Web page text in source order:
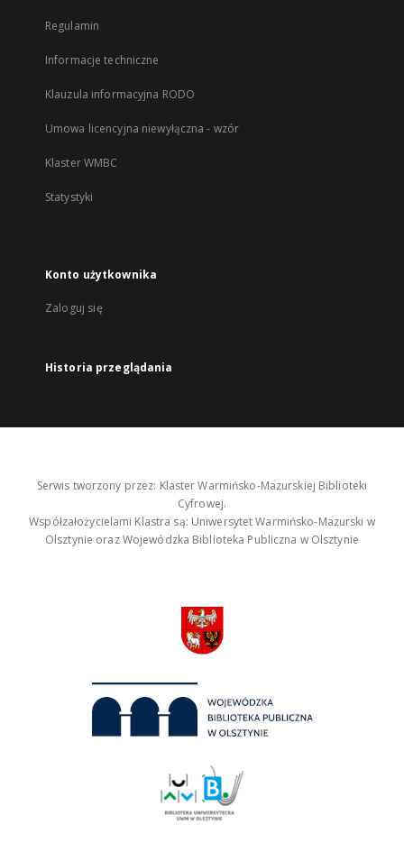
Regulamin
Informacje techniczne
Klauzula informacyjna RODO
Umowa licencyjna niewyłączna - wzór
Klaster WMBC
Statystyki
Konto użytkownika
Zaloguj się
Historia przeglądania
Serwis tworzony przez: Klaster Warmińsko-Mazurskiej Biblioteki
Cyfrowej.
Współzałożycielami Klastra są: Uniwersytet Warmińsko-Mazurski w
Olsztynie oraz Wojewódzka Biblioteka Publiczna w Olsztynie